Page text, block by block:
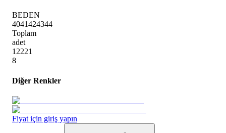
BEDEN
4041424344
Toplam
adet
12221
8
Diğer Renkler
Fiyat için giriş yapın